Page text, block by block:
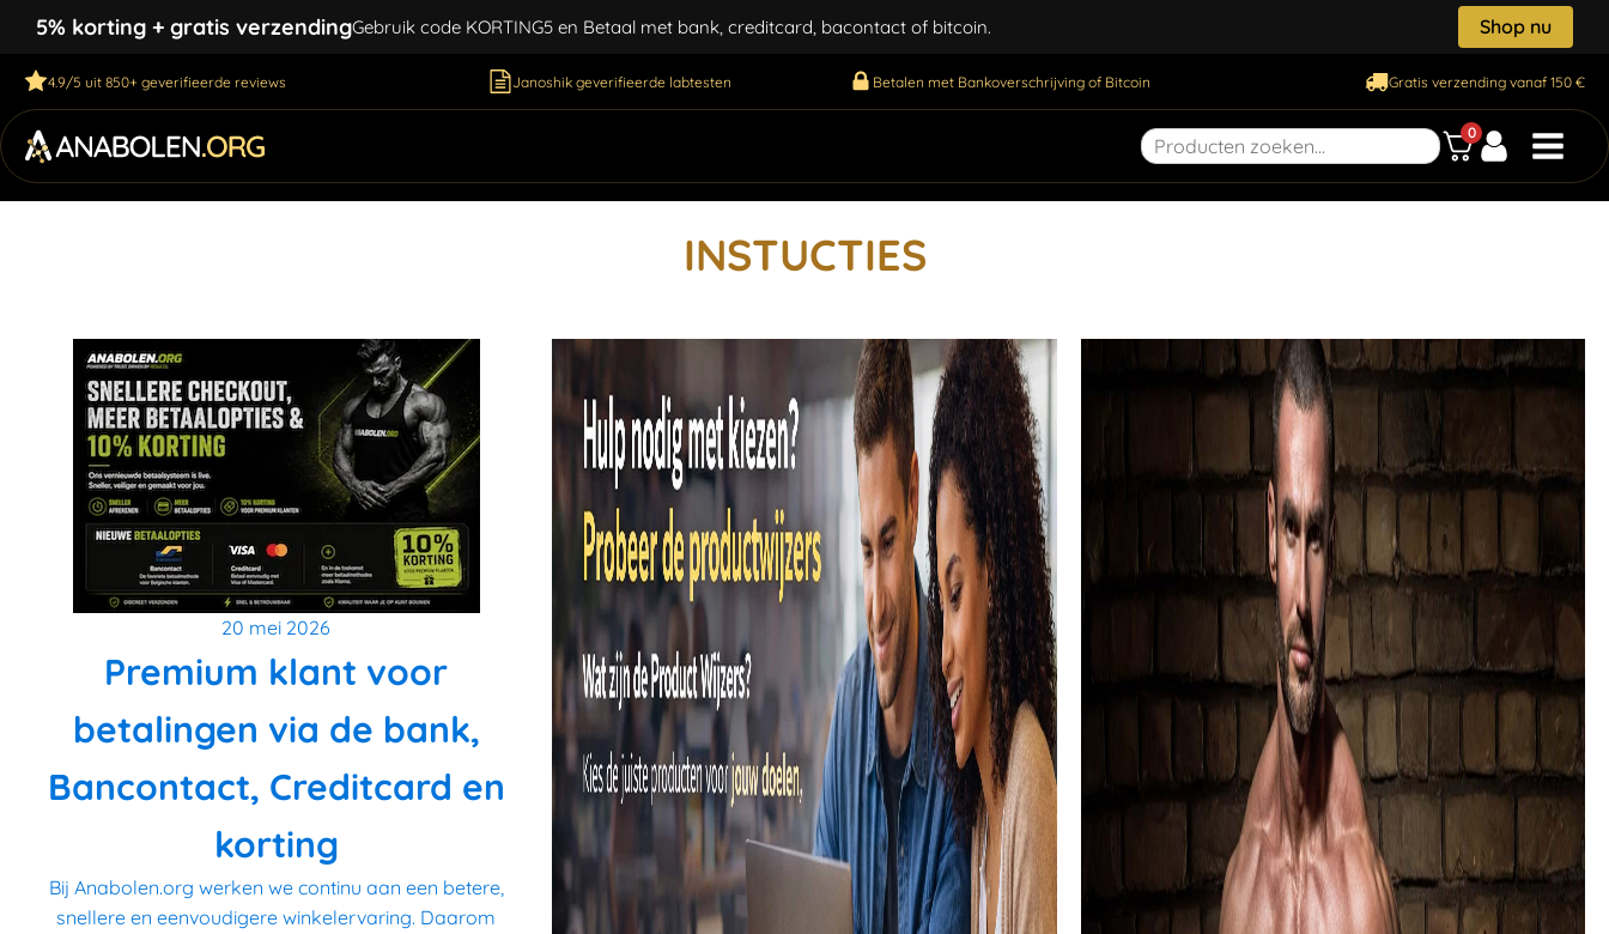
5% korting + gratis verzendingGebruik code KORTING5 en Betaal met bank, creditcard, bacontact of bitcoin. Shop nu
4.9/5 uit 850+ geverifieerde reviews Janoshik geverifieerde labtesten Betalen met Bankoverschrijving of Bitcoin Gratis verzending vanaf 150 €
0
INSTUCTIES
20 mei 2026
Premium klant voor
betalingen via de bank,
Bancontact, Creditcard en
korting
Bij Anabolen.org werken we continu aan een betere,
snellere en eenvoudigere winkelervaring. Daarom